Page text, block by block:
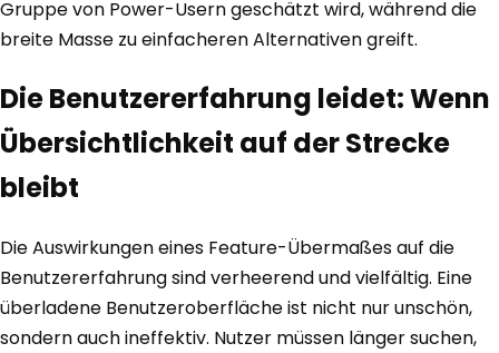
Gruppe von Power-Usern geschätzt wird, während die
breite Masse zu einfacheren Alternativen greift.
Die Benutzererfahrung leidet: Wenn
Übersichtlichkeit auf der Strecke
bleibt
Die Auswirkungen eines Feature-Übermaßes auf die
Benutzererfahrung sind verheerend und vielfältig. Eine
überladene Benutzeroberfläche ist nicht nur unschön,
sondern auch ineffektiv. Nutzer müssen länger suchen,